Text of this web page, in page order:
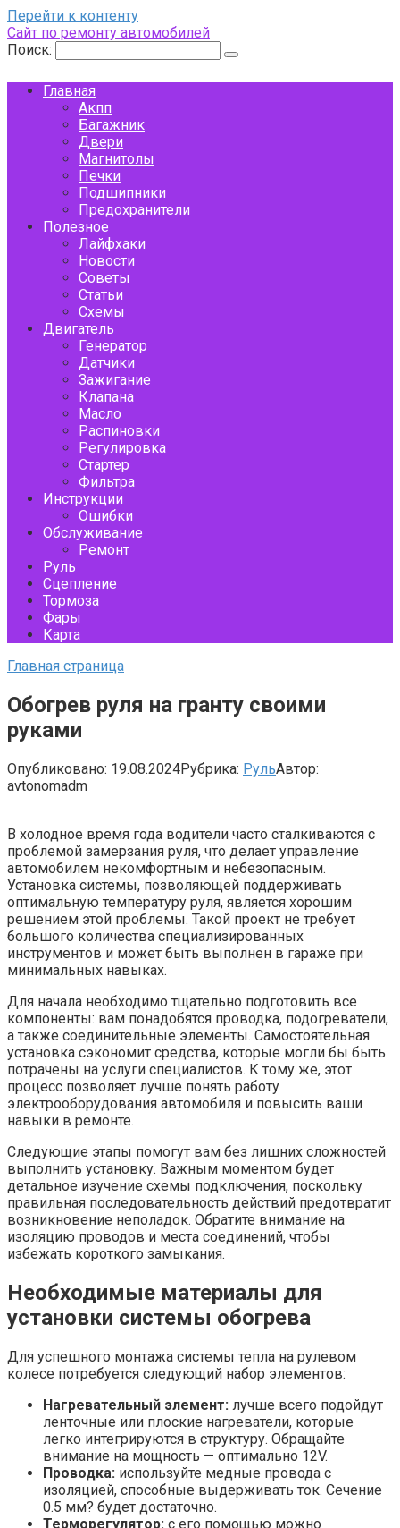
Перейти к контенту
Сайт по ремонту автомобилей
Поиск:
Главная
Акпп
Багажник
Двери
Магнитолы
Печки
Подшипники
Предохранители
Полезное
Лайфхаки
Новости
Советы
Статьи
Схемы
Двигатель
Генератор
Датчики
Зажигание
Клапана
Масло
Распиновки
Регулировка
Стартер
Фильтра
Инструкции
Ошибки
Обслуживание
Ремонт
Руль
Сцепление
Тормоза
Фары
Карта
Главная страница
Обогрев руля на гранту своими
руками
Опубликовано: 19.08.2024Рубрика: РульАвтор:
avtonomadm
В холодное время года водители часто сталкиваются с
проблемой замерзания руля, что делает управление
автомобилем некомфортным и небезопасным.
Установка системы, позволяющей поддерживать
оптимальную температуру руля, является хорошим
решением этой проблемы. Такой проект не требует
большого количества специализированных
инструментов и может быть выполнен в гараже при
минимальных навыках.
Для начала необходимо тщательно подготовить все
компоненты: вам понадобятся проводка, подогреватели,
а также соединительные элементы. Самостоятельная
установка сэкономит средства, которые могли бы быть
потрачены на услуги специалистов. К тому же, этот
процесс позволяет лучше понять работу
электрооборудования автомобиля и повысить ваши
навыки в ремонте.
Следующие этапы помогут вам без лишних сложностей
выполнить установку. Важным моментом будет
детальное изучение схемы подключения, поскольку
правильная последовательность действий предотвратит
возникновение неполадок. Обратите внимание на
изоляцию проводов и места соединений, чтобы
избежать короткого замыкания.
Необходимые материалы для
установки системы обогрева
Для успешного монтажа системы тепла на рулевом
колесе потребуется следующий набор элементов:
Нагревательный элемент: лучше всего подойдут
ленточные или плоские нагреватели, которые
легко интегрируются в структуру. Обращайте
внимание на мощность — оптимально 12V.
Проводка: используйте медные провода с
изоляцией, способные выдерживать ток. Сечение
0.5 мм? будет достаточно.
Терморегулятор: с его помощью можно